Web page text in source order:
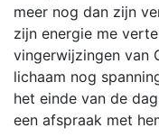
meer nog dan zijn
zijn energie me
vingerwijzingen van
lichaam nog
het einde van de
een afspraak met